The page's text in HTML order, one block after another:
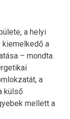
a helyi
kiemelkedő a
– mondta.
a
külső
mellett a